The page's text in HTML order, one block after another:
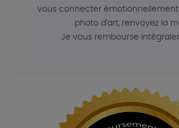
vous connecter
photo d'art, renvoyez la
Je vous rembourse